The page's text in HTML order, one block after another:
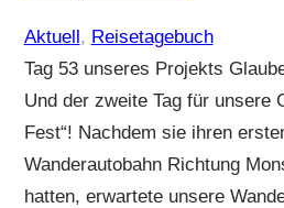
Aktuell, Reisetagebuch
Tag 53 unseres Projekts
Und der zweite Tag für unsere
Fest“! Nachdem sie ihren
Wanderautobahn Richtung
hatten, erwartete unsere